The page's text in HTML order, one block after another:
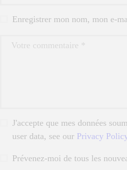
Enregistrer mon nom, mon e-
J'accepte que mes données
user data, see our Privacy
Prévenez-moi de tous les